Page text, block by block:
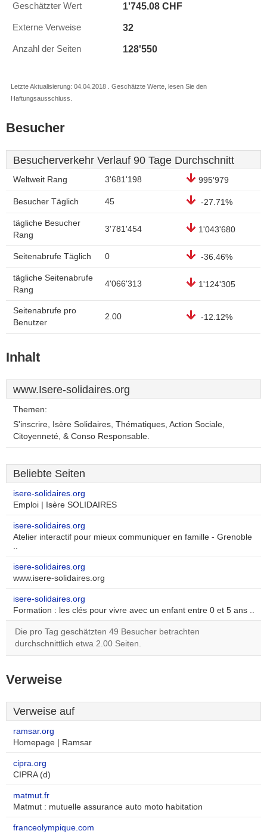
Geschätzter Wert 1'745.08 CHF
Externe Verweise 32
Anzahl der Seiten 128'550
Letzte Aktualisierung: 04.04.2018 . Geschätzte Werte, lesen Sie den
Haftungsausschluss.
Besucher
Besucherverkehr Verlauf 90 Tage Durchschnitt
Weltweit Rang 3'681'198 995'979
Besucher Täglich 45 -27.71%
tägliche Besucher
Rang
3'781'454 1'043'680
Seitenabrufe Täglich 0 -36.46%
tägliche Seitenabrufe
Rang
4'066'313 1'124'305
Seitenabrufe pro
Benutzer
2.00 -12.12%
Inhalt
www.Isere-solidaires.org
Themen:
S'inscrire, Isère Solidaires, Thématiques, Action Sociale,
Citoyenneté, & Conso Responsable.
Beliebte Seiten
isere-solidaires.org
Emploi | Isère SOLIDAIRES
isere-solidaires.org
Atelier interactif pour mieux communiquer en famille - Grenoble
..
isere-solidaires.org
www.isere-solidaires.org
isere-solidaires.org
Formation : les clés pour vivre avec un enfant entre 0 et 5 ans ..
Die pro Tag geschätzten 49 Besucher betrachten
durchschnittlich etwa 2.00 Seiten.
Verweise
Verweise auf
ramsar.org
Homepage | Ramsar
cipra.org
CIPRA (d)
matmut.fr
Matmut : mutuelle assurance auto moto habitation
franceolympique.com